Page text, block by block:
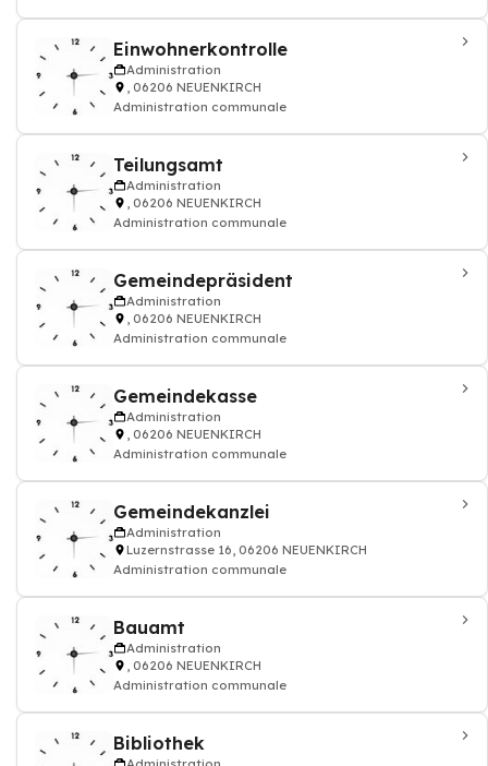
Einwohnerkontrolle
Administration
, 06206 NEUENKIRCH
Administration communale
Teilungsamt
Administration
, 06206 NEUENKIRCH
Administration communale
Gemeindepräsident
Administration
, 06206 NEUENKIRCH
Administration communale
Gemeindekasse
Administration
, 06206 NEUENKIRCH
Administration communale
Gemeindekanzlei
Administration
Luzernstrasse 16, 06206 NEUENKIRCH
Administration communale
Bauamt
Administration
, 06206 NEUENKIRCH
Administration communale
Bibliothek